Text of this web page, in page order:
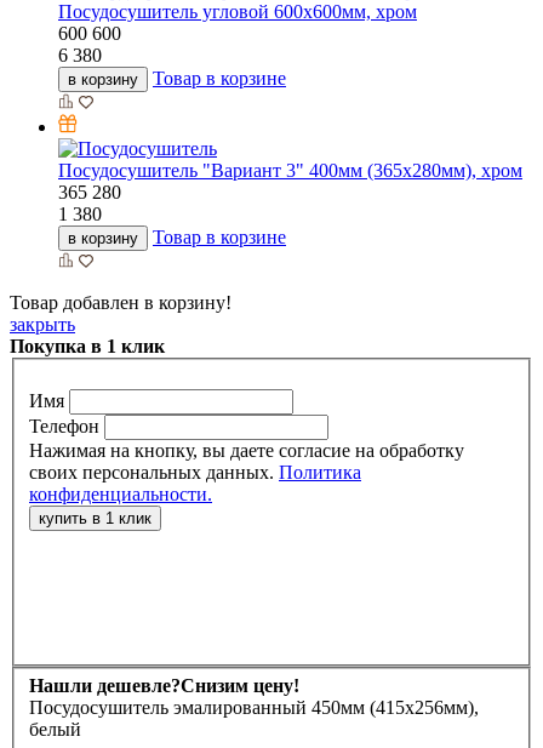
Посудосушитель угловой 600х600мм, хром
600 600
6 380
в корзину Товар в корзине
Посудосушитель "Вариант 3" 400мм (365х280мм), хром
365 280
1 380
в корзину Товар в корзине
Товар добавлен в корзину!
закрыть
Покупка в 1 клик
Имя
Телефон
Нажимая на кнопку, вы даете согласие на обработку
своих персональных данных. Политика
конфиденциальности.
Нашли дешевле?Снизим цену!
Посудосушитель эмалированный 450мм (415х256мм),
белый